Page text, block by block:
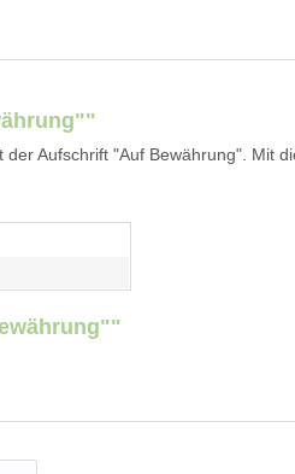
Aufschrift "Auf Bewährung". Mit